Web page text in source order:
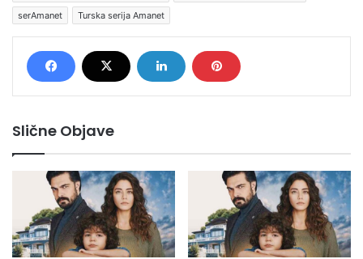
serAmanet
Turska serija Amanet
Slične Objave